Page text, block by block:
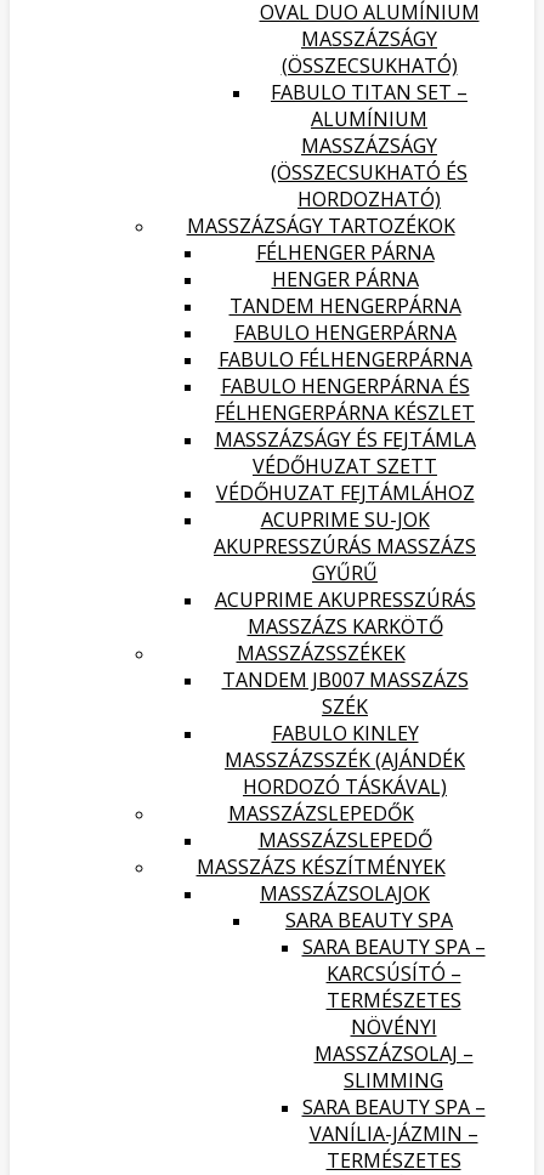
OVAL DUO ALUMÍNIUM
MASSZÁZSÁGY
(ÖSSZECSUKHATÓ)
FABULO TITAN SET –
ALUMÍNIUM
MASSZÁZSÁGY
(ÖSSZECSUKHATÓ ÉS
HORDOZHATÓ)
MASSZÁZSÁGY TARTOZÉKOK
FÉLHENGER PÁRNA
HENGER PÁRNA
TANDEM HENGERPÁRNA
FABULO HENGERPÁRNA
FABULO FÉLHENGERPÁRNA
FABULO HENGERPÁRNA ÉS
FÉLHENGERPÁRNA KÉSZLET
MASSZÁZSÁGY ÉS FEJTÁMLA
VÉDŐHUZAT SZETT
VÉDŐHUZAT FEJTÁMLÁHOZ
ACUPRIME SU-JOK
AKUPRESSZÚRÁS MASSZÁZS
GYŰRŰ
ACUPRIME AKUPRESSZÚRÁS
MASSZÁZS KARKÖTŐ
MASSZÁZSSZÉKEK
TANDEM JB007 MASSZÁZS
SZÉK
FABULO KINLEY
MASSZÁZSSZÉK (AJÁNDÉK
HORDOZÓ TÁSKÁVAL)
MASSZÁZSLEPEDŐK
MASSZÁZSLEPEDŐ
MASSZÁZS KÉSZÍTMÉNYEK
MASSZÁZSOLAJOK
SARA BEAUTY SPA
SARA BEAUTY SPA –
KARCSÚSÍTÓ –
TERMÉSZETES
NÖVÉNYI
MASSZÁZSOLAJ –
SLIMMING
SARA BEAUTY SPA –
VANÍLIA-JÁZMIN –
TERMÉSZETES